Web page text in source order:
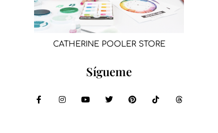
CATHERINE POOLER STORE
Sígueme